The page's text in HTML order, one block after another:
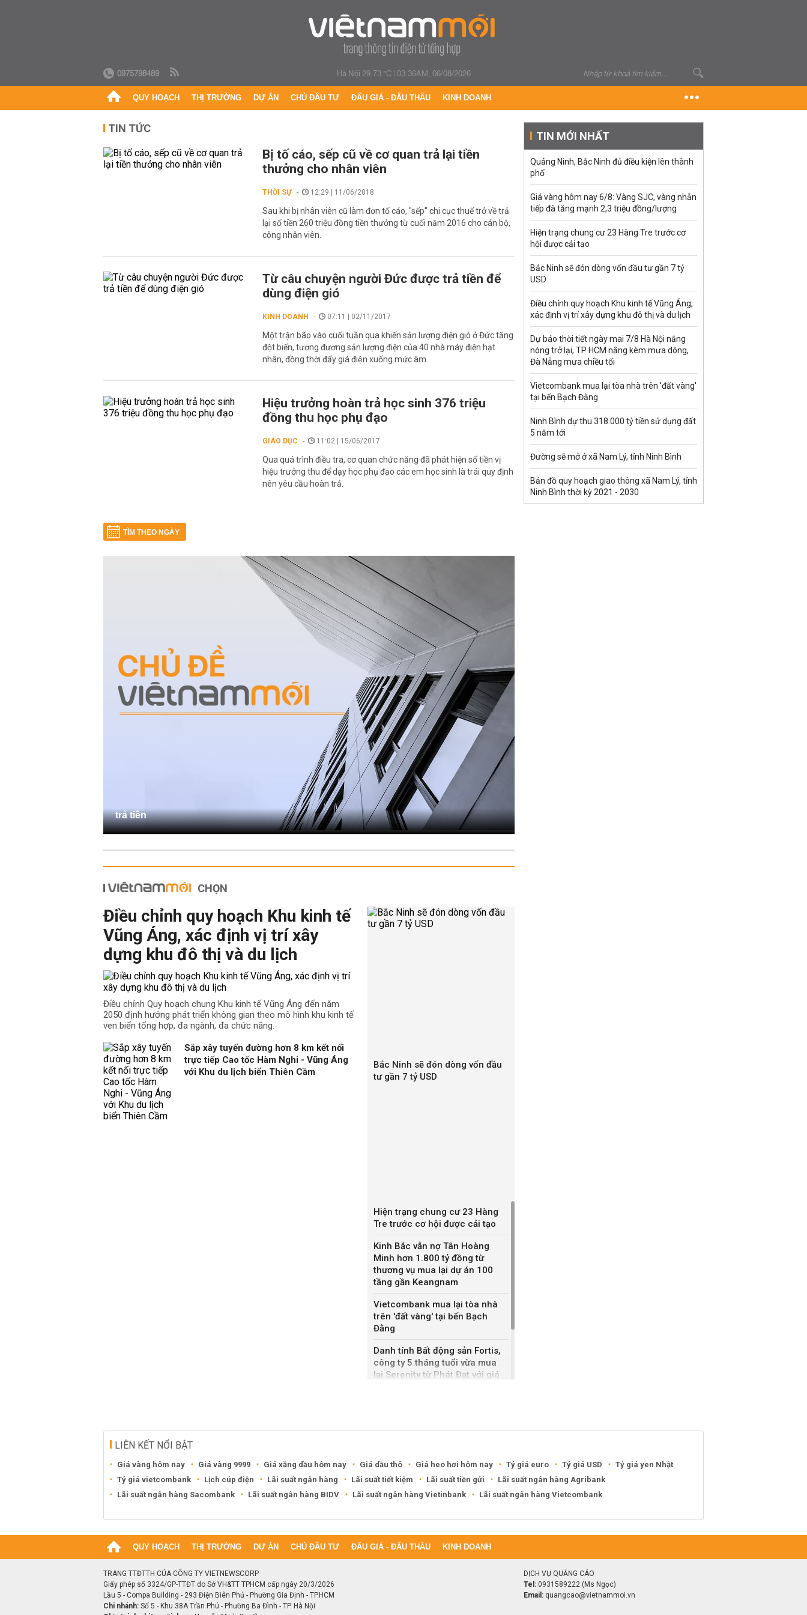
0975798489 Hà Nội 29.73 °C|03:36AM, 06/08/2026
QUY HOẠCH THỊ TRƯỜNG DỰ ÁN CHỦ ĐẦU TƯ ĐẤU GIÁ - ĐẤU THẦU KINH DOANH
TIN TỨC
Bị tố cáo, sếp cũ về cơ quan trả lại tiền
thưởng cho nhân viên
THỜI SỰ 12:29 | 11/06/2018
Sau khi bị nhân viên cũ làm đơn tố cáo, "sếp" chi cục thuế trở về trả
lại số tiền 260 triệu đồng tiền thưởng từ cuối năm 2016 cho cán bộ,
công nhân viên.
Từ câu chuyện người Đức được trả tiền để
dùng điện gió
KINH DOANH 07:11 | 02/11/2017
Một trận bão vào cuối tuần qua khiến sản lượng điện gió ở Đức tăng
đột biến, tương đương sản lượng điện của 40 nhà máy điện hạt
nhân, đồng thời đẩy giá điện xuống mức âm.
Hiệu trưởng hoàn trả học sinh 376 triệu
đồng thu học phụ đạo
GIÁO DỤC 11:02 | 15/06/2017
Qua quá trình điều tra, cơ quan chức năng đã phát hiện số tiền vị
hiệu trưởng thu để dạy học phụ đạo các em học sinh là trái quy định
nên yêu cầu hoàn trả.
TÌM THEO NGÀY
trả tiền
CHỌN
Điều chỉnh quy hoạch Khu kinh tế
Vũng Áng, xác định vị trí xây
dựng khu đô thị và du lịch
Điều chỉnh Quy hoạch chung Khu kinh tế Vũng Áng đến năm
2050 định hướng phát triển không gian theo mô hình khu kinh tế
ven biển tổng hợp, đa ngành, đa chức năng.
Sắp xây tuyến đường hơn 8 km kết nối
trực tiếp Cao tốc Hàm Nghi - Vũng Áng
với Khu du lịch biển Thiên Cầm
Bắc Ninh sẽ đón dòng vốn đầu
tư gần 7 tỷ USD
Hiện trạng chung cư 23 Hàng
Tre trước cơ hội được cải tạo
Kinh Bắc vẫn nợ Tân Hoàng
Minh hơn 1.800 tỷ đồng từ
thương vụ mua lại dự án 100
tầng gần Keangnam
Vietcombank mua lại tòa nhà
trên 'đất vàng' tại bến Bạch
Đằng
Danh tính Bất động sản Fortis,
công ty 5 tháng tuổi vừa mua
lại Serenity từ Phát Đạt với giá
đôi 99 tầng
TIN MỚI NHẤT
Quảng Ninh, Bắc Ninh đủ điều kiện lên thành
phố
Giá vàng hôm nay 6/8: Vàng SJC, vàng nhẫn
tiếp đà tăng mạnh 2,3 triệu đồng/lượng
Hiện trạng chung cư 23 Hàng Tre trước cơ
hội được cải tạo
Bắc Ninh sẽ đón dòng vốn đầu tư gần 7 tỷ
USD
Điều chỉnh quy hoạch Khu kinh tế Vũng Áng,
xác định vị trí xây dựng khu đô thị và du lịch
Dự báo thời tiết ngày mai 7/8 Hà Nội nắng
nóng trở lại, TP HCM nắng kèm mưa dông,
Đà Nẵng mưa chiều tối
Vietcombank mua lại tòa nhà trên 'đất vàng'
tại bến Bạch Đằng
Ninh Bình dự thu 318.000 tỷ tiền sử dụng đất
5 năm tới
Đường sẽ mở ở xã Nam Lý, tỉnh Ninh Bình
Bản đồ quy hoạch giao thông xã Nam Lý, tỉnh
Ninh Bình thời kỳ 2021 - 2030
LIÊN KẾT NỔI BẬT
Giá vàng hôm nay Giá vàng 9999 Giá xăng dầu hôm nay Giá dầu thô Giá heo hơi hôm nay Tỷ giá euro Tỷ giá USD
Tỷ giá yen Nhật
Tỷ giá vietcombank
Lịch cúp điện Lãi suất ngân hàng Lãi suất tiết kiệm Lãi suất tiền gửi
Lãi suất ngân hàng Agribank
Lãi suất ngân hàng Sacombank
Lãi suất ngân hàng BIDV Lãi suất ngân hàng Vietinbank Lãi suất ngân hàng Vietcombank
QUY HOẠCH THỊ TRƯỜNG DỰ ÁN CHỦ ĐẦU TƯ ĐẤU GIÁ - ĐẤU THẦU KINH DOANH
TRANG TTĐTTH CỦA CÔNG TY VIETNEWSCORP
Giấy phép số 3324/GP-TTĐT do Sở VH&TT TPHCM cấp ngày 20/3/2026
Lầu 5 - Compa Building - 293 Điện Biên Phủ - Phường Gia Định - TP.HCM
Chi nhánh: Số 5 - Khu 38A Trần Phú - Phường Ba Đình - TP. Hà Nội
DỊCH VỤ QUẢNG CÁO
Tel: 0931589222 (Ms Ngọc)
Email: quangcao@vietnammoi.vn